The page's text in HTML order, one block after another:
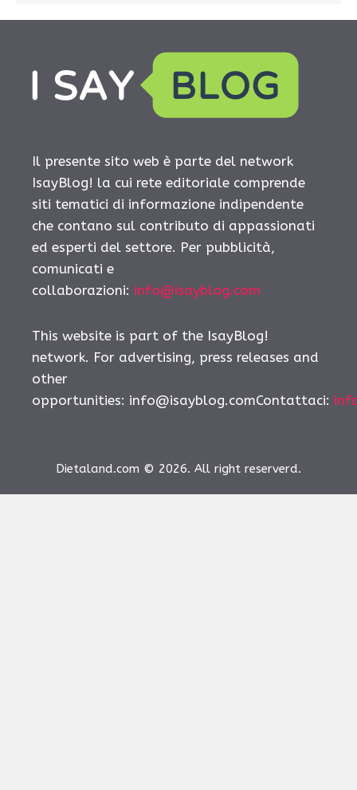
Il presente sito web è parte del network
IsayBlog! la cui rete editoriale comprende
siti tematici di informazione indipendente
che contano sul contributo di appassionati
ed esperti del settore. Per pubblicità,
comunicati e
collaborazioni: info@isayblog.com
This website is part of the IsayBlog!
network. For advertising, press releases and
other
opportunities: info@isayblog.comContattaci:
Dietaland.com © 2026. All right reserverd.